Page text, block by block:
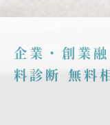
企業・創業
料診断 無料